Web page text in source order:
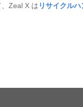
Zeal X は リサイクル